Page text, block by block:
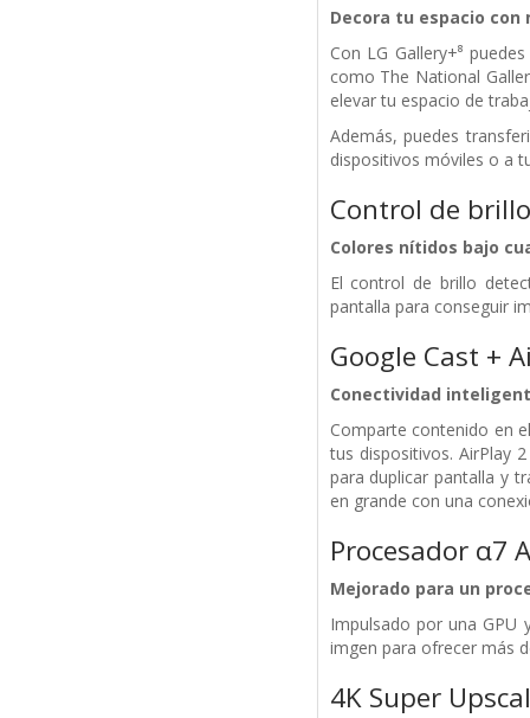
Decora tu espacio con
Con LG Gallery+⁸
como The National
elevar tu espacio de
Además, puedes
dispositivos móviles o a
Control de brillo
Colores nítidos bajo
El control de brillo
pantalla para conseguir
Google Cast +
Conectividad
Comparte contenido en
tus dispositivos. AirPlay
para duplicar pantalla y
en grande con una
Procesador α7
Mejorado para un
Impulsado por una GPU
imgen para ofrecer más
4K Super